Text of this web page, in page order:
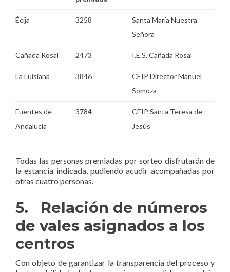
Écija 3258
Santa María Nuestra
Señora
Cañada Rosal 2473 I.E.S. Cañada Rosal
La Luisiana 3846
CEIP Director Manuel
Somoza
Fuentes de
Andalucía
3784
CEIP Santa Teresa de
Jesús
Todas las personas premiadas por sorteo disfrutarán de
la estancia indicada, pudiendo acudir acompañadas por
otras cuatro personas.
5. Relación de números
de vales asignados a los
centros
Con objeto de garantizar la transparencia del proceso y